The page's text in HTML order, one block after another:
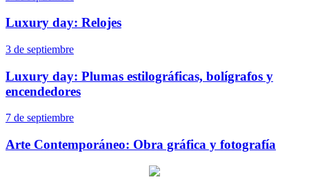
Luxury day: Relojes
3 de septiembre
Luxury day: Plumas estilográficas, bolígrafos y
encendedores
7 de septiembre
Arte Contemporáneo: Obra gráfica y fotografía